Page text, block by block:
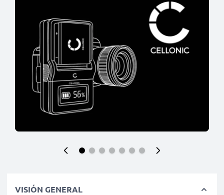
VISIÓN GENERAL